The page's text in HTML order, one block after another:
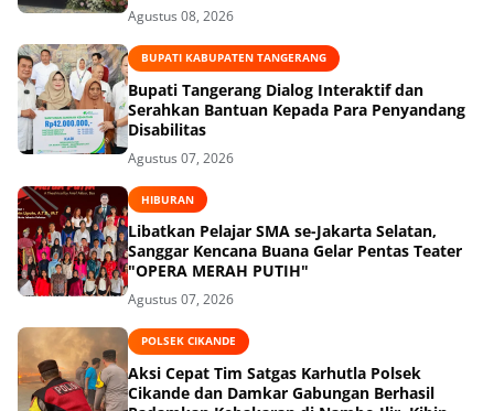
Agustus 08, 2026
BUPATI KABUPATEN TANGERANG
Bupati Tangerang Dialog Interaktif dan
Serahkan Bantuan Kepada Para Penyandang
Disabilitas
Agustus 07, 2026
HIBURAN
Libatkan Pelajar SMA se-Jakarta Selatan,
Sanggar Kencana Buana Gelar Pentas Teater
"OPERA MERAH PUTIH"
Agustus 07, 2026
POLSEK CIKANDE
Aksi Cepat Tim Satgas Karhutla Polsek
Cikande dan Damkar Gabungan Berhasil